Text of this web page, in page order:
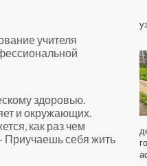
учителя
здоровью.
и окружающих.
как раз чем
Приучаешь себя жить